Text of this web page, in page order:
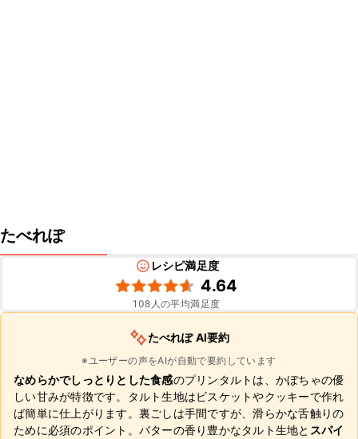
たべれぽ
レシピ満足度
4.64
108 人の平均満足度
たべれぽ AI要約
※ユーザーの声をAIが自動で要約しています
なめらかでしっとりとした食感のプリンタルトは、かぼちゃの優
しい甘みが特徴です。タルト生地はビスケットやクッキーで作れ
ば簡単に仕上がります。裏ごしは手間ですが、滑らかな舌触りの
ために必須のポイント。バターの香り豊かなタルト生地と スパイ